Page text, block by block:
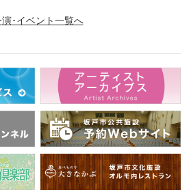
演･イベント一覧へ